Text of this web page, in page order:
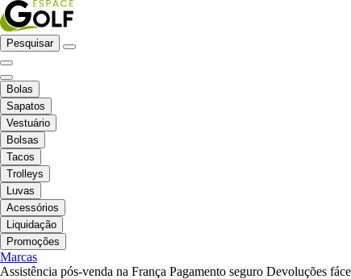
Pesquisar
Bolas
Sapatos
Vestuário
Bolsas
Tacos
Trolleys
Luvas
Acessórios
Liquidação
Promoções
Marcas
Assistência pós-venda na França Pagamento seguro Devoluções